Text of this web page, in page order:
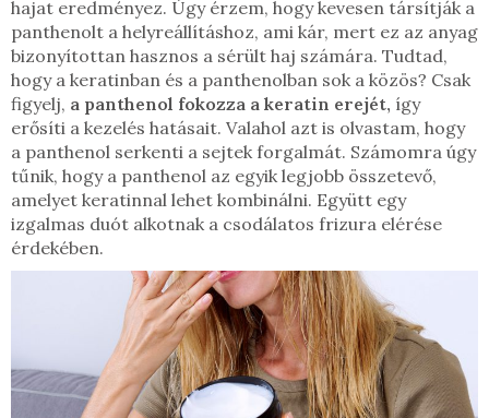
hajat eredményez. Úgy érzem, hogy kevesen társítják a
panthenolt a helyreállításhoz, ami kár, mert ez az anyag
bizonyítottan hasznos a sérült haj számára. Tudtad,
hogy a keratinban és a panthenolban sok a közös? Csak
figyelj, a panthenol fokozza a keratin erejét, így
erősíti a kezelés hatásait. Valahol azt is olvastam, hogy
a panthenol serkenti a sejtek forgalmát. Számomra úgy
tűnik, hogy a panthenol az egyik legjobb összetevő,
amelyet keratinnal lehet kombinálni. Együtt egy
izgalmas duót alkotnak a csodálatos frizura elérése
érdekében.